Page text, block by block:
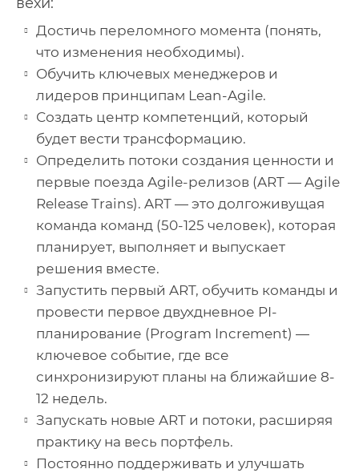
Достичь переломного момента (понять,
что изменения необходимы).
Обучить ключевых менеджеров и
лидеров принципам Lean-Agile.
Создать центр компетенций, который
будет вести трансформацию.
Определить потоки создания ценности и
первые поезда Agile-релизов (ART — Agile
Release Trains). ART — это долгоживущая
команда команд (50-125 человек), которая
планирует, выполняет и выпускает
решения вместе.
Запустить первый ART, обучить команды и
провести первое двухдневное PI-
планирование (Program Increment) —
ключевое событие, где все
синхронизируют планы на ближайшие 8-
12 недель.
Запускать новые ART и потоки, расширяя
практику на весь портфель.
Постоянно поддерживать и улучшать